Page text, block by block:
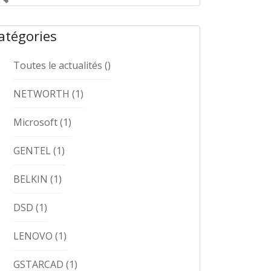
Toutes le actualités ()
NETWORTH (1)
Microsoft(1)
GENTEL(1)
BELKIN (1)
DSD (1)
LENOVO (1)
GSTARCAD (1)